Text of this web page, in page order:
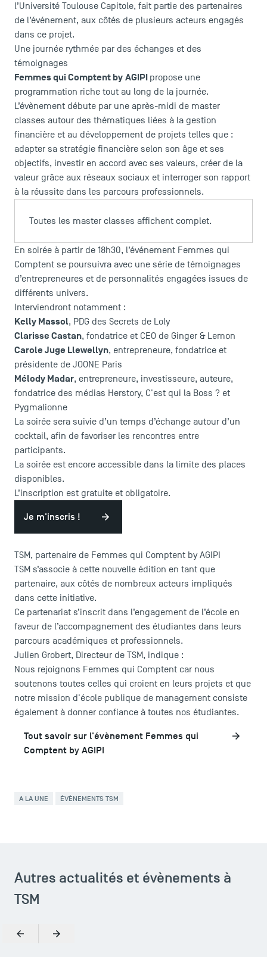
Campus tour
Accréditations
Actualités
Brochures
Plans et accès à TSM
l’Université Toulouse Capitole, fait partie des partenaires
de l’événement, aux côtés de plusieurs acteurs engagés
dans ce projet.
Une journée rythmée par des échanges et des
témoignages
Femmes qui Comptent by AGIPI propose une
programmation riche tout au long de la journée.
L’évènement débute par une après-midi de master
classes autour des thématiques liées à la gestion
financière et au développement de projets telles que :
adapter sa stratégie financière selon son âge et ses
objectifs, investir en accord avec ses valeurs, créer de la
valeur grâce aux réseaux sociaux et interroger son rapport
à la réussite dans les parcours professionnels.
Toutes les master classes affichent complet.
En soirée à partir de 18h30, l’événement Femmes qui
Comptent se poursuivra avec une série de témoignages
d’entrepreneures et de personnalités engagées issues de
différents univers.
Interviendront notamment :
Kelly Massol, PDG des Secrets de Loly
Clarisse Castan, fondatrice et CEO de Ginger & Lemon
Carole Juge Llewellyn, entrepreneure, fondatrice et
présidente de JOONE Paris
Mélody Madar, entrepreneure, investisseure, auteure,
fondatrice des médias Herstory, C'est qui la Boss ? et
Pygmalionne
La soirée sera suivie d’un temps d’échange autour d’un
cocktail, afin de favoriser les rencontres entre
participants.
La soirée est encore accessible dans la limite des places
disponibles.
L’inscription est gratuite et obligatoire.
Je m'inscris !
TSM, partenaire de Femmes qui Comptent by AGIPI
TSM s’associe à cette nouvelle édition en tant que
partenaire, aux côtés de nombreux acteurs impliqués
dans cette initiative.
Ce partenariat s’inscrit dans l’engagement de l’école en
faveur de l’accompagnement des étudiantes dans leurs
parcours académiques et professionnels.
Julien Grobert, Directeur de TSM, indique :
Nous rejoignons Femmes qui Comptent car nous
soutenons toutes celles qui croient en leurs projets et que
notre mission d'école publique de management consiste
également à donner confiance à toutes nos étudiantes.
Tout savoir sur l'évènement Femmes qui
Comptent by AGIPI
A LA UNE ÉVÈNEMENTS TSM
Autres actualités et évènements à
TSM
PrécédentSuivant